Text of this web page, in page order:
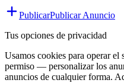
PublicarPublicar Anuncio
Tus opciones de privacidad
Usamos cookies para operar
permiso — personalizar los
anuncios de cualquier forma.